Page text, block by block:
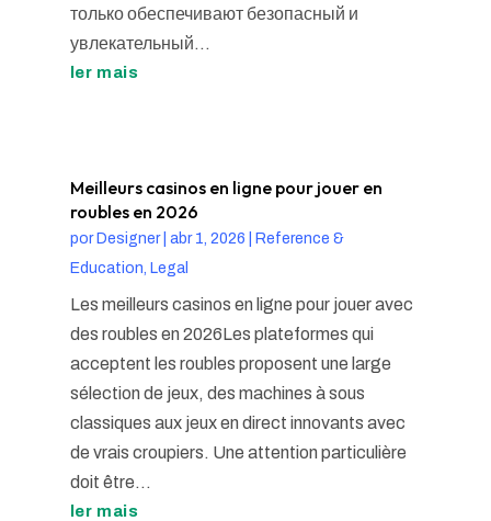
только обеспечивают безопасный и
увлекательный...
ler mais
Meilleurs casinos en ligne pour jouer en
roubles en 2026
porDesigner| abr 1, 2026
Reference &
Education, Legal
Les meilleurs casinos en ligne pour jouer avec
des roubles en 2026Les plateformes qui
acceptent les roubles proposent une large
sélection de jeux, des machines à sous
classiques aux jeux en direct innovants avec
de vrais croupiers. Une attention particulière
doit être...
ler mais